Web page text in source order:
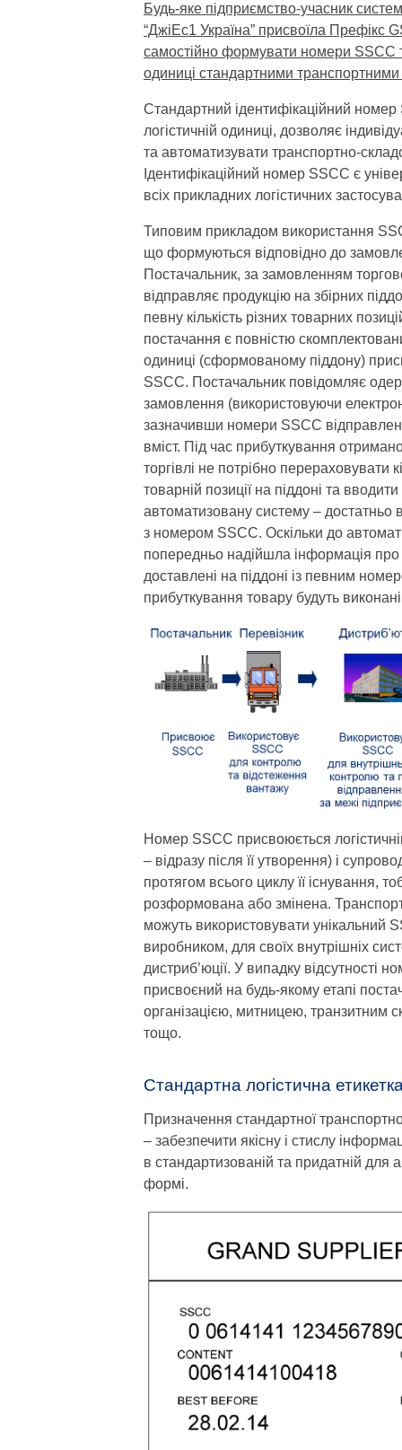
Будь-яке підприємство-учасник
“ДжіЕс1 Україна” присвоїла Префікс
самостійно формувати номери SSCC
одиниці стандартними транспортними
Стандартний ідентифікаційний
логістичній одиниці, дозволяє
та автоматизувати транспортно-
Ідентифікаційний номер SSCC є
всіх прикладних логістичних
Типовим прикладом використання
що формуються відповідно до
Постачальник, за замовленням
відправляє продукцію на збірних
певну кількість різних товарних
постачання є повністю
одиниці (сформованому піддону)
SSCC. Постачальник повідомляє
замовлення (використовуючи
зазначивши номери SSCC
вміст. Під час прибуткування
торгівлі не потрібно перераховувати
товарній позиції на піддоні та
автоматизовану систему – достатньо
з номером SSCC. Оскільки до
попередньо надійшла інформація
доставлені на піддоні із певним
прибуткування товару будуть
Номер SSCC присвоюється
– відразу після її утворення) і
протягом всього циклу її існування,
розформована або змінена.
можуть використовувати унікальний
виробником, для своїх внутрішніх
дистриб’юції. У випадку відсутності
присвоєний на будь-якому етапі
організацією, митницею, транзитним
тощо.
Стандартна логістична
Призначення стандартної
– забезпечити якісну і стислу
в стандартизованій та придатній для
формі.